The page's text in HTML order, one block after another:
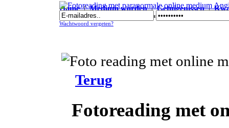
Home|Medium worden|Getuigenissen|
Fotoreading met paranormale online medium Angie
Wachtwoord vergeten?
Terug
Fotoreading met